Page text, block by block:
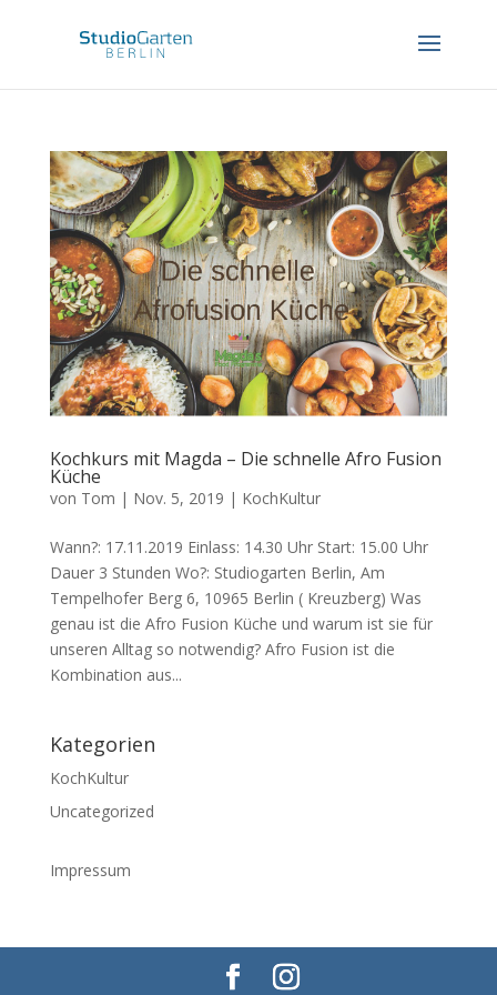
Kochkurs mit Magda – Die schnelle Afro Fusion
Küche
von Tom | Nov. 5, 2019 | KochKultur
Wann?: 17.11.2019 Einlass: 14.30 Uhr Start: 15.00 Uhr
Dauer 3 Stunden Wo?: Studiogarten Berlin, Am
Tempelhofer Berg 6, 10965 Berlin ( Kreuzberg) Was
genau ist die Afro Fusion Küche und warum ist sie für
unseren Alltag so notwendig? Afro Fusion ist die
Kombination aus...
Kategorien
KochKultur
Uncategorized
Impressum